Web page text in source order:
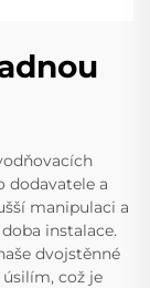
dodavatele a
manipulaci a
instalace.
dvojstěnné
což je